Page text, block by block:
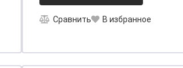
Сравнить В избранное